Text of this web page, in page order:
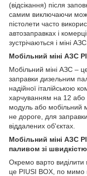
(відсікання) після
самим виключаючи
пістолети часто
автозаправках і
зустрічаються і міні АЗС.
Мобільний міні АЗС
Мобільний міні АЗС –
заправки дизельним
надійної італійською
харчуванням на 12 або
модуль або мобільний
не дороге, для
віддалених об'єктах.
Мобільний міні АЗС
паливом зі
Окремо варто виділити
це PIUSI BOX, по мимо